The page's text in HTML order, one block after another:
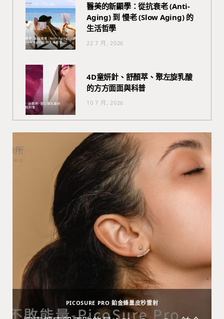
醫美的新顯學：從抗衰老 (Anti-
Aging) 到 慢老 (Slow Aging) 的
生活哲學
22 7 月, 2026
4D童妍針、舒顏萃、聚左旋乳酸
的方方面面與科普
10 7 月, 2026
PICOSURE PRO 鉑金蜂巢皮秒雷射